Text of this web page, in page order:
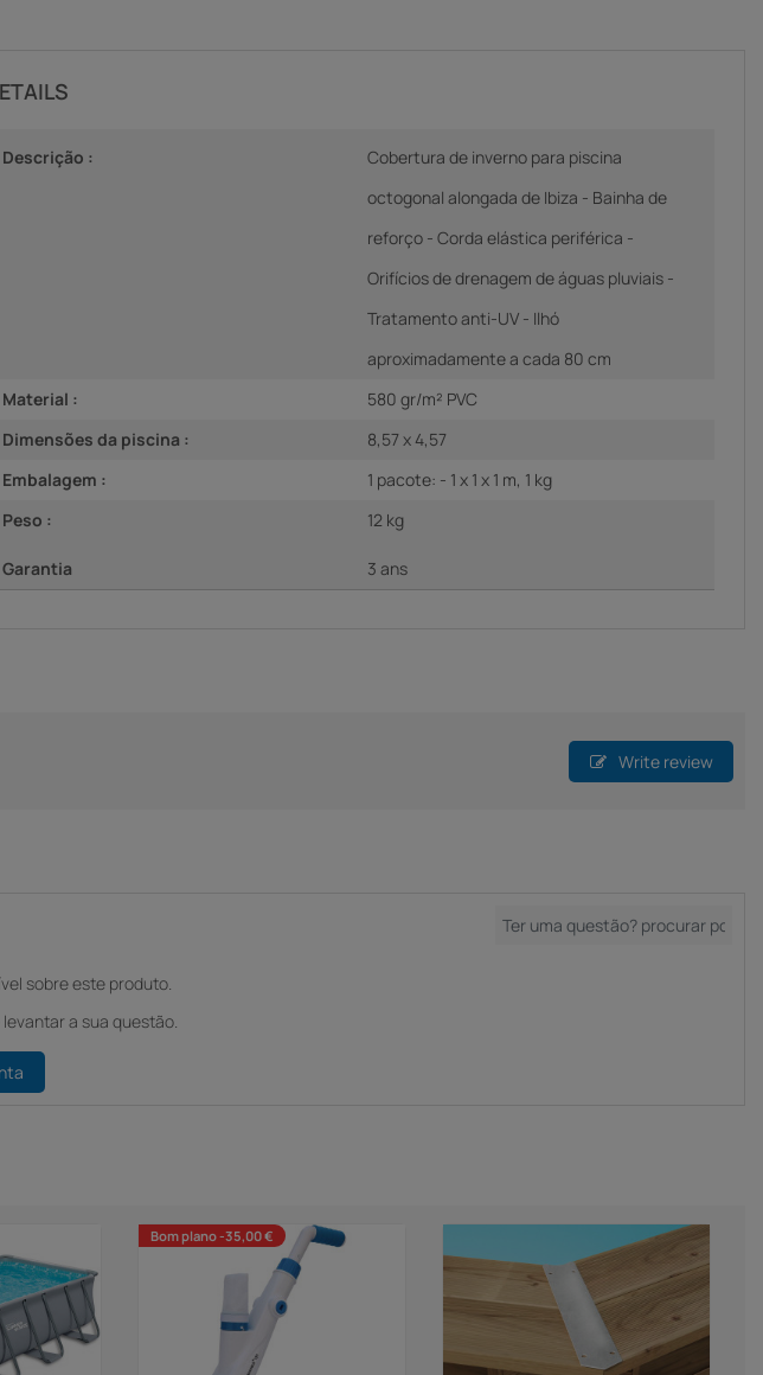
Descrição :
Cobertura de inverno para piscina
octogonal alongada de Ibiza - Bainha de
reforço - Corda elástica periférica -
Orifícios de drenagem de águas pluviais -
Tratamento anti-UV - Ilhó
aproximadamente a cada 80 cm
Material :
580 gr/m² PVC
Dimensões da piscina :
8,57 x 4,57
Embalagem :
1 pacote: - 1 x 1 x 1 m, 1 kg
Peso :
12 kg
Garantia 3 ans
Write review
sobre este produto.
a sua questão.
Bom plano -35,00 €